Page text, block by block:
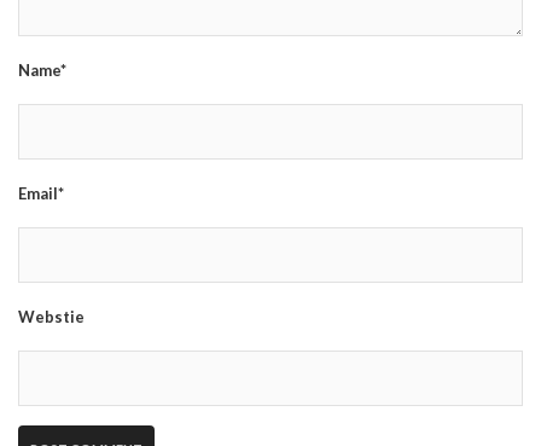
Name*
Email*
Webstie